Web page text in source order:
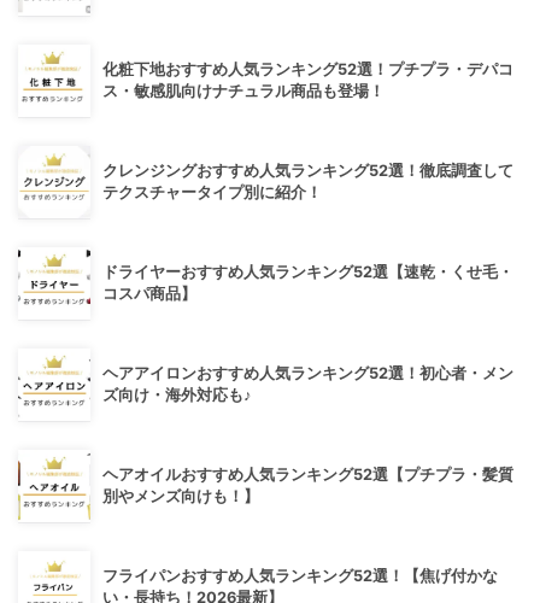
化粧下地おすすめ人気ランキング52選！プチプラ・デパコ
ス・敏感肌向けナチュラル商品も登場！
クレンジングおすすめ人気ランキング52選！徹底調査して
テクスチャータイプ別に紹介！
ドライヤーおすすめ人気ランキング52選【速乾・くせ毛・
コスパ商品】
ヘアアイロンおすすめ人気ランキング52選！初心者・メン
ズ向け・海外対応も♪
ヘアオイルおすすめ人気ランキング52選【プチプラ・髪質
別やメンズ向けも！】
フライパンおすすめ人気ランキング52選！【焦げ付かな
い・長持ち！2026最新】